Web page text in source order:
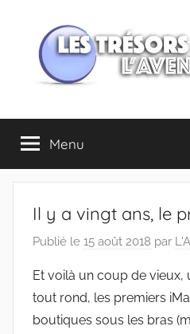
contenu
Les
trésors
de
l'Aventure
Apple
Menu
Il y a vingt ans, le
Publié le 15 août 2018 par
Et voilà un coup de vieux,
tout rond, les premiers
boutiques sous les bras